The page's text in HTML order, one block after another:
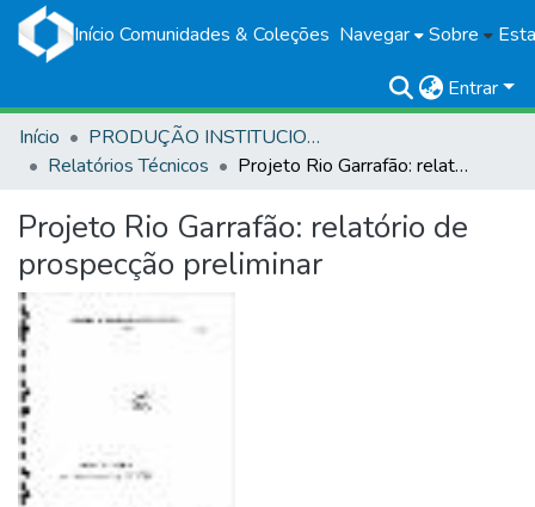
Início Comunidades & Coleções Navegar Sobre
Entrar
Início
PRODUÇÃO INSTITUCIONAL
Relatórios Técnicos
Projeto Rio Garrafão: relatório de prospecção preliminar
Projeto Rio Garrafão: relatório de
prospecção preliminar